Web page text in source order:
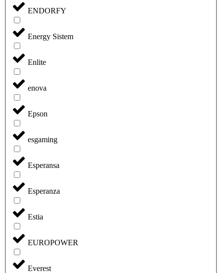
ENDORFY
Energy Sistem
Enlite
enova
Epson
esgaming
Esperansa
Esperanza
Estia
EUROPOWER
Everest